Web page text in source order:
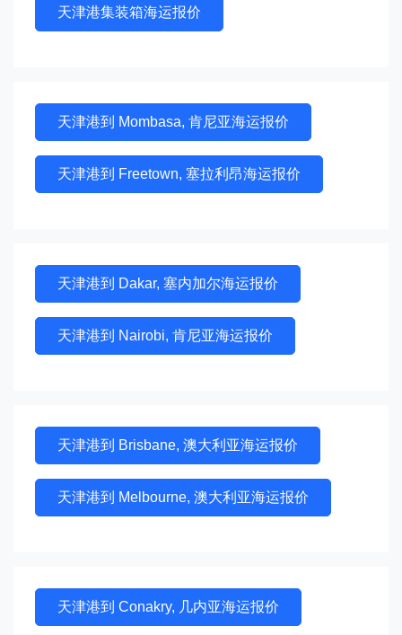
天津港集装箱海运报价
天津港到 Mombasa, 肯尼亚海运报价
天津港到 Freetown, 塞拉利昂海运报价
天津港到 Dakar, 塞内加尔海运报价
天津港到 Nairobi, 肯尼亚海运报价
天津港到 Brisbane, 澳大利亚海运报价
天津港到 Melbourne, 澳大利亚海运报价
天津港到 Conakry, 几内亚海运报价